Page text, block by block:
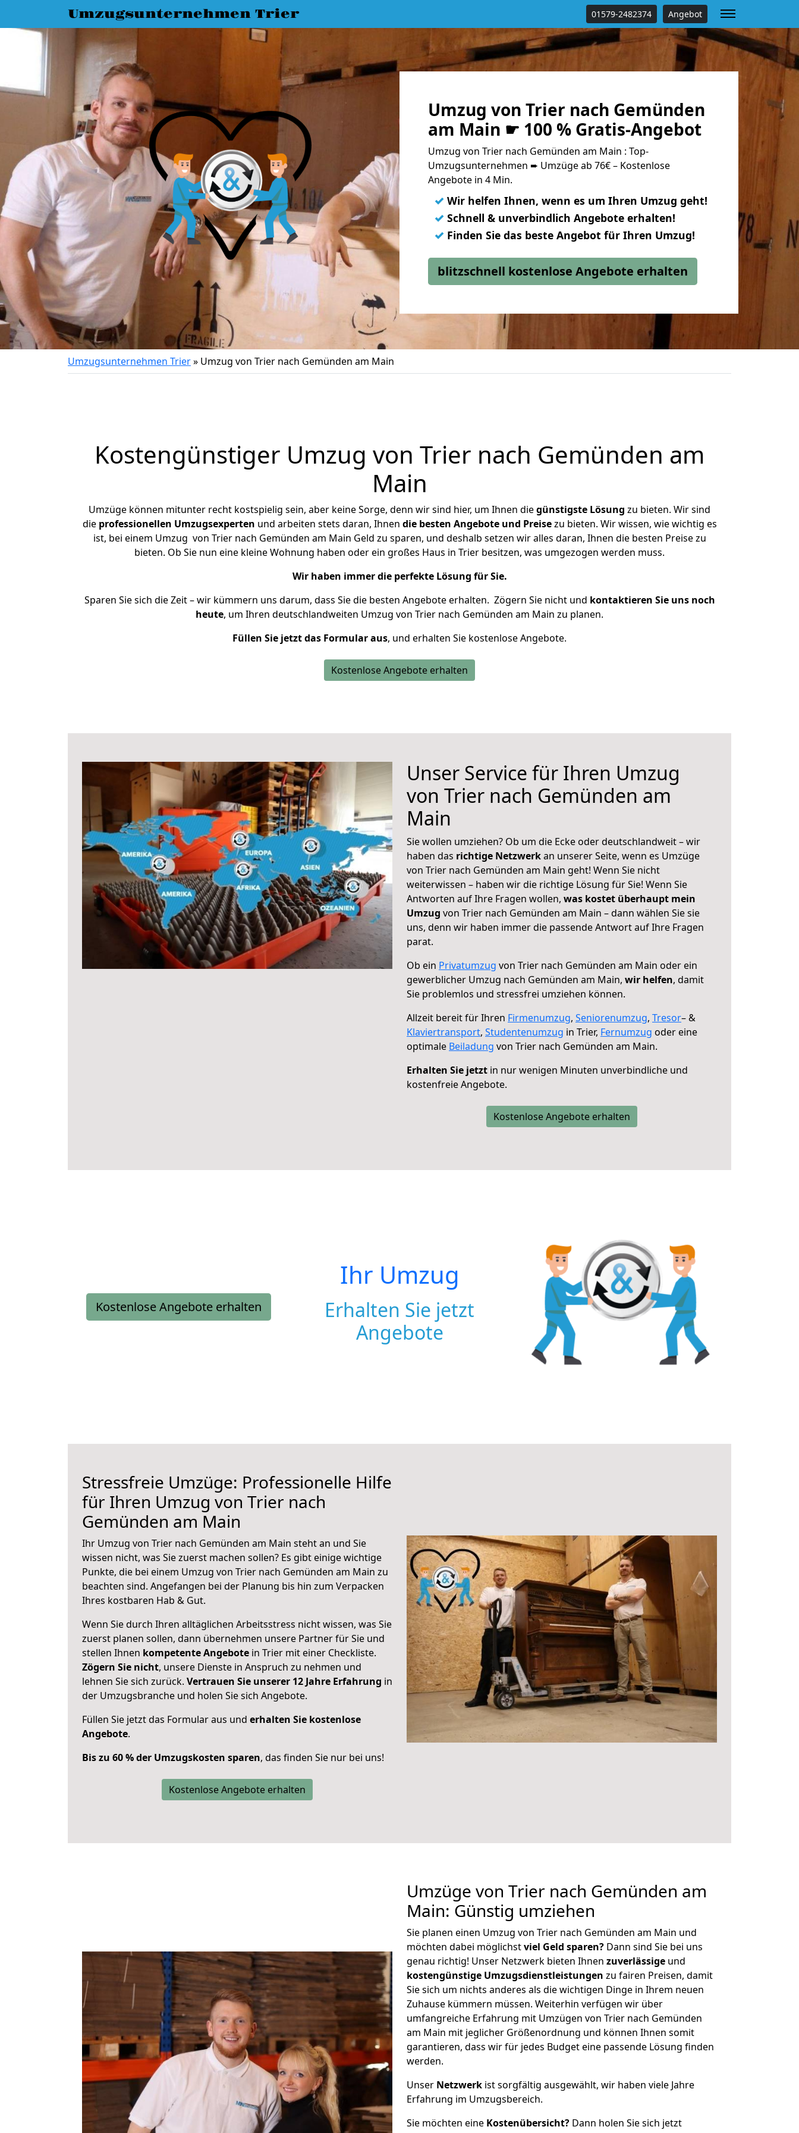
Umzugsunternehmen Trier 01579-2482374 Angebot
Umzug von Trier nach Gemünden
am Main ☛ 100 % Gratis-Angebot
Umzug von Trier nach Gemünden am Main : Top-
Umzugsunternehmen ➨ Umzüge ab 76€ – Kostenlose
Angebote in 4 Min.
✓ Wir helfen Ihnen, wenn es um Ihren Umzug geht!
✓ Schnell & unverbindlich Angebote erhalten!
✓ Finden Sie das beste Angebot für Ihren Umzug!
blitzschnell kostenlose Angebote erhalten
Umzugsunternehmen Trier» Umzug von Trier nach Gemünden am Main
Kostengünstiger Umzug von Trier nach Gemünden am
Main
Umzüge können mitunter recht kostspielig sein, aber keine Sorge, denn wir sind hier, um Ihnen diegünstigste Lösung zu bieten. Wir sind
die professionellen Umzugsexperten und arbeiten stets daran, Ihnen die besten Angebote und Preisezu bieten. Wir wissen, wie wichtig es
ist, bei einem Umzug von Trier nach Gemünden am Main Geld zu sparen, und deshalb setzen wir alles daran, Ihnen die besten Preise zu
bieten. Ob Sie nun eine kleine Wohnung haben oder ein großes Haus in Trier besitzen, was umgezogen werden muss.
Wir haben immer die perfekte Lösung für Sie.
Sparen Sie sich die Zeit – wir kümmern uns darum, dass Sie die besten Angebote erhalten. Zögern Sie nicht und kontaktieren Sie uns noch
heute, um Ihren deutschlandweiten Umzug von Trier nach Gemünden am Main zu planen.
Füllen Sie jetzt das Formular aus, und erhalten Sie kostenlose Angebote.
Kostenlose Angebote erhalten
Unser Service für Ihren Umzug
von Trier nach Gemünden am
Main
Sie wollen umziehen? Ob um die Ecke oder deutschlandweit – wir
haben das richtige Netzwerkan unserer Seite, wenn es Umzüge
von Trier nach Gemünden am Main geht! Wenn Sie nicht
weiterwissen – haben wir die richtige Lösung für Sie! Wenn Sie
Antworten auf Ihre Fragen wollen, was kostet überhaupt mein
Umzug von Trier nach Gemünden am Main – dann wählen Sie sie
uns, denn wir haben immer die passende Antwort auf Ihre Fragen
parat.
Ob ein Privatumzug von Trier nach Gemünden am Main oder ein
gewerblicher Umzug nach Gemünden am Main, wir helfen, damit
Sie problemlos und stressfrei umziehen können.
Allzeit bereit für Ihren Firmenumzug, Seniorenumzug, Tresor– &
Klaviertransport, Studentenumzug in Trier, Fernumzug oder eine
optimale Beiladung von Trier nach Gemünden am Main.
Erhalten Sie jetzt in nur wenigen Minuten unverbindliche und
kostenfreie Angebote.
Kostenlose Angebote erhalten
Kostenlose Angebote erhalten
Ihr Umzug
Erhalten Sie jetzt
Angebote
Stressfreie Umzüge: Professionelle Hilfe
für Ihren Umzug von Trier nach
Gemünden am Main
Ihr Umzug von Trier nach Gemünden am Main steht an und Sie
wissen nicht, was Sie zuerst machen sollen? Es gibt einige wichtige
Punkte, die bei einem Umzug von Trier nach Gemünden am Main zu
beachten sind. Angefangen bei der Planung bis hin zum Verpacken
Ihres kostbaren Hab & Gut.
Wenn Sie durch Ihren alltäglichen Arbeitsstress nicht wissen, was Sie
zuerst planen sollen, dann übernehmen unsere Partner für Sie und
stellen Ihnen kompetente Angebote in Trier mit einer Checkliste.
Zögern Sie nicht, unsere Dienste in Anspruch zu nehmen und
lehnen Sie sich zurück. Vertrauen Sie unserer 12 Jahre Erfahrung in
der Umzugsbranche und holen Sie sich Angebote.
Füllen Sie jetzt das Formular aus und erhalten Sie kostenlose
Angebote.
Bis zu 60 % der Umzugskosten sparen, das finden Sie nur bei uns!
Kostenlose Angebote erhalten
Umzüge von Trier nach Gemünden am
Main: Günstig umziehen
Sie planen einen Umzug von Trier nach Gemünden am Main und
möchten dabei möglichstviel Geld sparen? Dann sind Sie bei uns
genau richtig! Unser Netzwerk bieten Ihnen zuverlässige und
kostengünstige Umzugsdienstleistungen zu fairen Preisen, damit
Sie sich um nichts anderes als die wichtigen Dinge in Ihrem neuen
Zuhause kümmern müssen. Weiterhin verfügen wir über
umfangreiche Erfahrung mit Umzügen von Trier nach Gemünden
am Main mit jeglicher Größenordnung und können Ihnen somit
garantieren, dass wir für jedes Budget eine passende Lösung finden
werden.
Unser Netzwerk ist sorgfältig ausgewählt, wir haben viele Jahre
Erfahrung im Umzugsbereich.
Sie möchten eine Kostenübersicht? Dann holen Sie sich jetzt